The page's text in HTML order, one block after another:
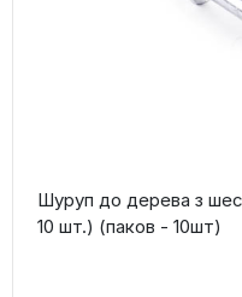
Шуруп до дерева з
10 шт.) (паков - 10шт)